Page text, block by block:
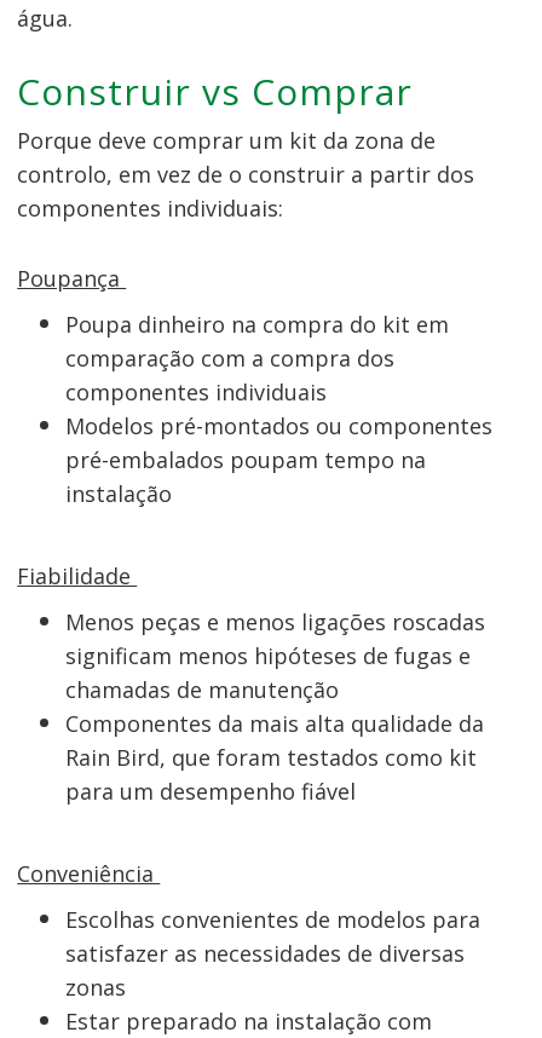
água.
Construir vs Comprar
Porque deve comprar um kit da zona de
controlo, em vez de o construir a partir dos
componentes individuais:
Poupança
Poupa dinheiro na compra do kit em
comparação com a compra dos
componentes individuais
Modelos pré-montados ou componentes
pré-embalados poupam tempo na
instalação
Fiabilidade
Menos peças e menos ligações roscadas
significam menos hipóteses de fugas e
chamadas de manutenção
Componentes da mais alta qualidade da
Rain Bird, que foram testados como kit
para um desempenho fiável
Conveniência
Escolhas convenientes de modelos para
satisfazer as necessidades de diversas
zonas
Estar preparado na instalação com